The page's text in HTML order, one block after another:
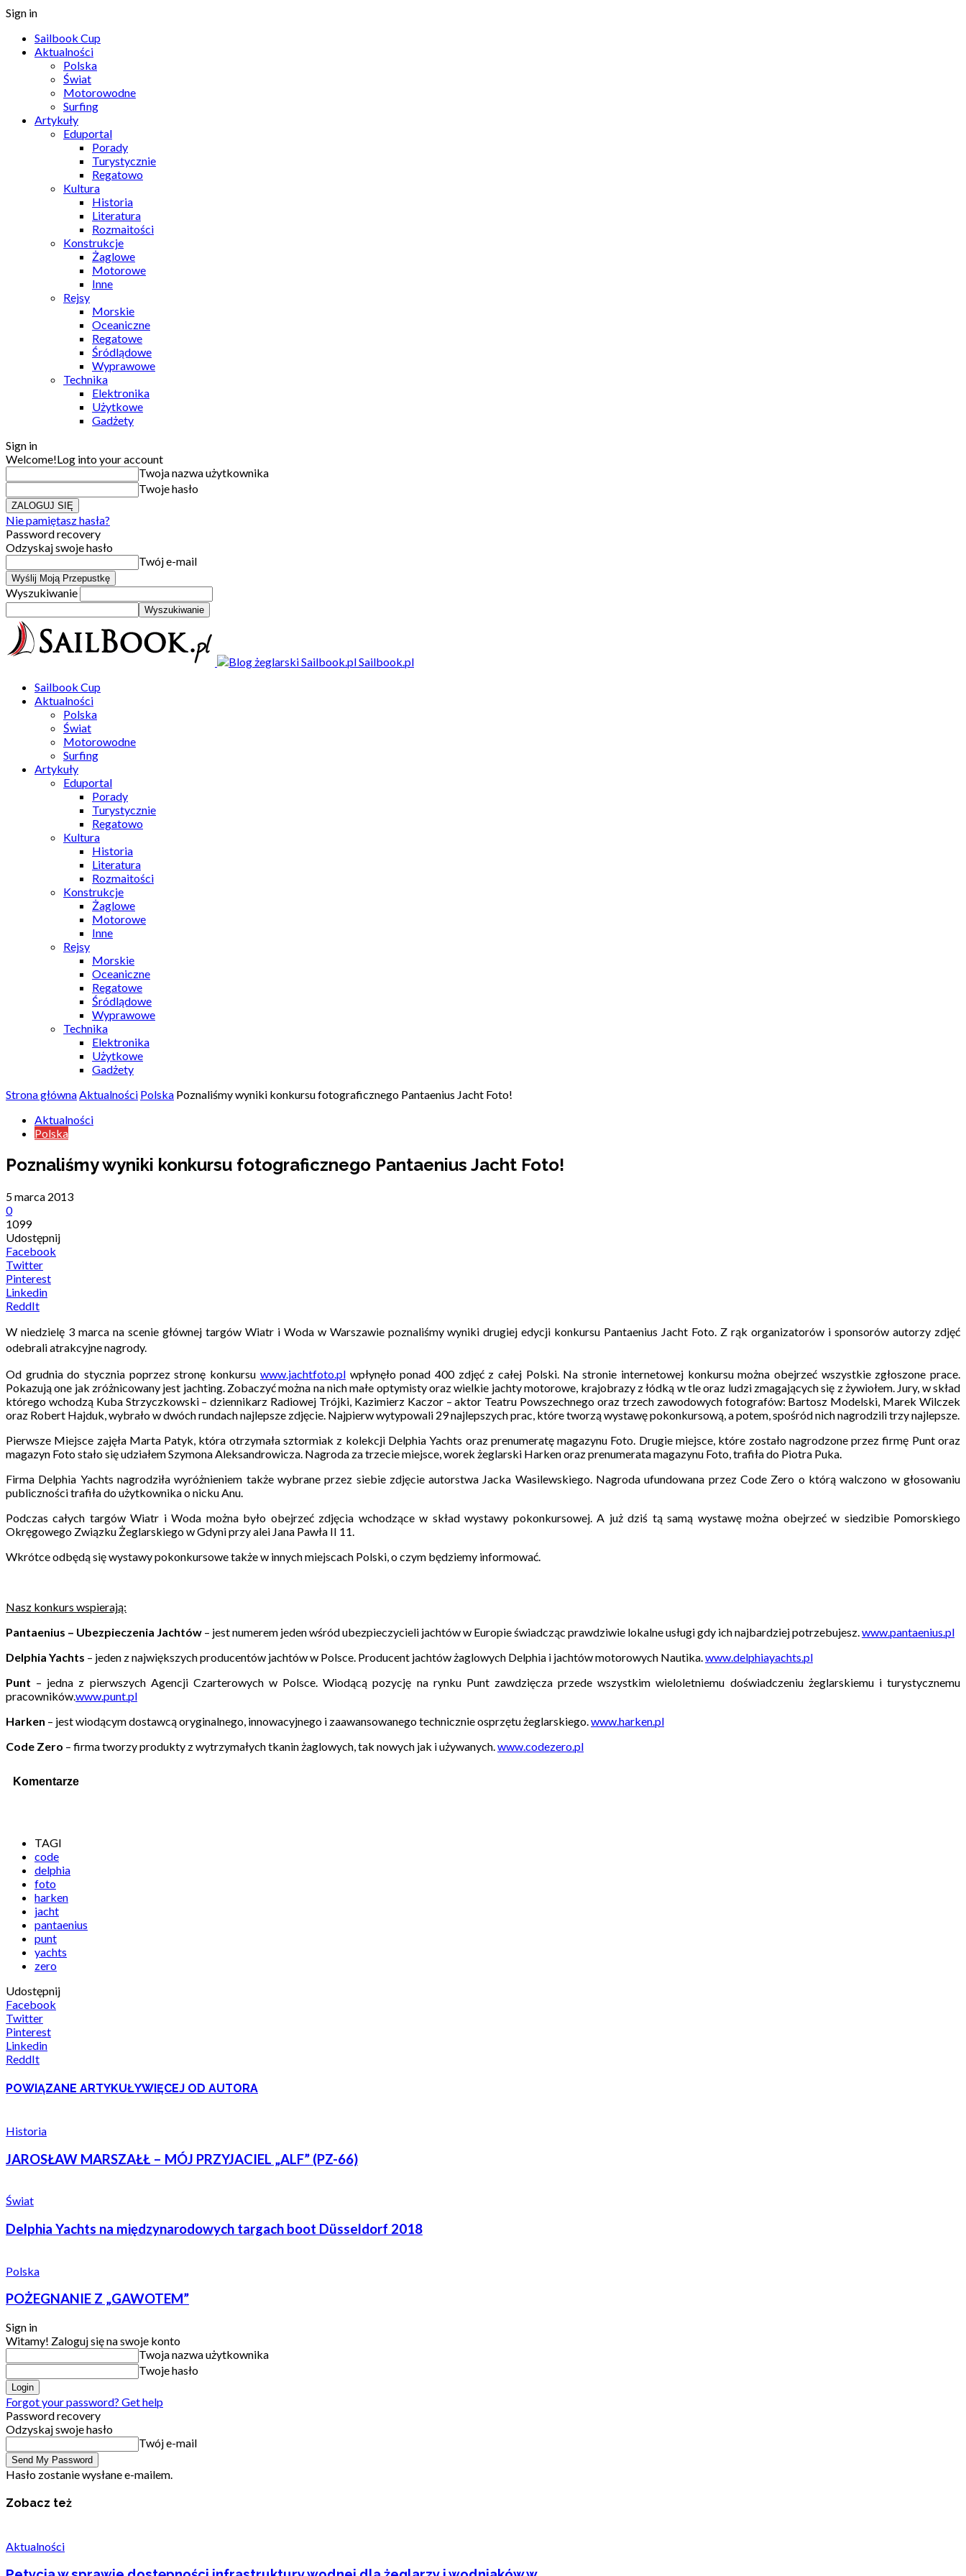
Sign in
Sailbook Cup
Aktualności
Polska
Świat
Motorowodne
Surfing
Artykuły
Eduportal
Porady
Turystycznie
Regatowo
Kultura
Historia
Literatura
Rozmaitości
Konstrukcje
Żaglowe
Motorowe
Inne
Rejsy
Morskie
Oceaniczne
Regatowe
Śródlądowe
Wyprawowe
Technika
Elektronika
Użytkowe
Gadżety
Sign in
Welcome!Log into your account
Twoja nazwa użytkownika
Twoje hasło
Nie pamiętasz hasła?
Password recovery
Odzyskaj swoje hasło
Twój e-mail
Wyszukiwanie
Sailbook.pl
Sailbook Cup
Aktualności
Polska
Świat
Motorowodne
Surfing
Artykuły
Eduportal
Porady
Turystycznie
Regatowo
Kultura
Historia
Literatura
Rozmaitości
Konstrukcje
Żaglowe
Motorowe
Inne
Rejsy
Morskie
Oceaniczne
Regatowe
Śródlądowe
Wyprawowe
Technika
Elektronika
Użytkowe
Gadżety
Strona głównaAktualności Polska Poznaliśmy wyniki konkursu fotograficznego Pantaenius Jacht Foto!
Aktualności
Polska
Poznaliśmy wyniki konkursu fotograficznego Pantaenius Jacht Foto!
5 marca 2013
0
1099
Udostępnij
Facebook
Twitter
Pinterest
Linkedin
ReddIt
W niedzielę 3 marca na scenie głównej targów Wiatr i Woda w Warszawie poznaliśmy wyniki drugiej edycji konkursu Pantaenius Jacht Foto. Z rąk organizatorów i sponsorów autorzy zdjęć
odebrali atrakcyjne nagrody.
Od grudnia do stycznia poprzez stronę konkursu www.jachtfoto.plwpłynęło ponad 400 zdjęć z całej Polski. Na stronie internetowej konkursu można obejrzeć wszystkie zgłoszone prace.
Pokazują one jak zróżnicowany jest jachting. Zobaczyć można na nich małe optymisty oraz wielkie jachty motorowe, krajobrazy z łódką w tle oraz ludzi zmagających się z żywiołem. Jury, w skład
którego wchodzą Kuba Strzyczkowski – dziennikarz Radiowej Trójki, Kazimierz Kaczor – aktor Teatru Powszechnego oraz trzech zawodowych fotografów: Bartosz Modelski, Marek Wilczek
oraz Robert Hajduk, wybrało w dwóch rundach najlepsze zdjęcie. Najpierw wytypowali 29 najlepszych prac, które tworzą wystawę pokonkursową, a potem, spośród nich nagrodzili trzy najlepsze.
Pierwsze Miejsce zajęła Marta Patyk, która otrzymała sztormiak z kolekcji Delphia Yachts oraz prenumeratę magazynu Foto. Drugie miejsce, które zostało nagrodzone przez firmę Punt oraz
magazyn Foto stało się udziałem Szymona Aleksandrowicza. Nagroda za trzecie miejsce, worek żeglarski Harken oraz prenumerata magazynu Foto, trafiła do Piotra Puka.
Firma Delphia Yachts nagrodziła wyróżnieniem także wybrane przez siebie zdjęcie autorstwa Jacka Wasilewskiego. Nagroda ufundowana przez Code Zero o którą walczono w głosowaniu
publiczności trafiła do użytkownika o nicku Anu.
Podczas całych targów Wiatr i Woda można było obejrzeć zdjęcia wchodzące w skład wystawy pokonkursowej. A już dziś tą samą wystawę można obejrzeć w siedzibie Pomorskiego
Okręgowego Związku Żeglarskiego w Gdyni przy alei Jana Pawła II 11.
Wkrótce odbędą się wystawy pokonkursowe także w innych miejscach Polski, o czym będziemy informować.
Nasz konkurs wspierają:
Pantaenius – Ubezpieczenia Jachtów – jest numerem jeden wśród ubezpieczycieli jachtów w Europie świadcząc prawdziwie lokalne usługi gdy ich najbardziej potrzebujesz.www.pantaenius.pl
Delphia Yachts – jeden z największych producentów jachtów w Polsce. Producent jachtów żaglowych Delphia i jachtów motorowych Nautika.www.delphiayachts.pl
Punt – jedna z pierwszych Agencji Czarterowych w Polsce. Wiodącą pozycję na rynku Punt zawdzięcza przede wszystkim wieloletniemu doświadczeniu żeglarskiemu i turystycznemu
pracowników.www.punt.pl
Harken – jest wiodącym dostawcą oryginalnego, innowacyjnego i zaawansowanego technicznie osprzętu żeglarskiego.www.harken.pl
Code Zero – firma tworzy produkty z wytrzymałych tkanin żaglowych, tak nowych jak i używanych.www.codezero.pl
Komentarze
TAGI
code
delphia
foto
harken
jacht
pantaenius
punt
yachts
zero
Udostępnij
Facebook
Twitter
Pinterest
Linkedin
ReddIt
POWIĄZANE ARTYKUŁYWIĘCEJ OD AUTORA
Historia
JAROSŁAW MARSZAŁŁ – MÓJ PRZYJACIEL „ALF” (PZ-66)
Świat
Delphia Yachts na międzynarodowych targach boot Düsseldorf 2018
Polska
POŻEGNANIE Z „GAWOTEM”
Sign in
Witamy! Zaloguj się na swoje konto
Twoja nazwa użytkownika
Twoje hasło
Forgot your password? Get help
Password recovery
Odzyskaj swoje hasło
Twój e-mail
Hasło zostanie wysłane e-mailem.
Zobacz też
Aktualności